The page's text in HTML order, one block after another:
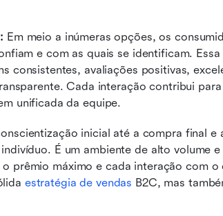
Em meio a inúmeras opções, os
e com as quais se identificam.
consistentes, avaliações positivas,
Cada interação contribui
unificada da equipe.
inicial até a compra final e
É um ambiente de alto volume
prêmio máximo e cada interação com
estratégia de vendas B2C, mas